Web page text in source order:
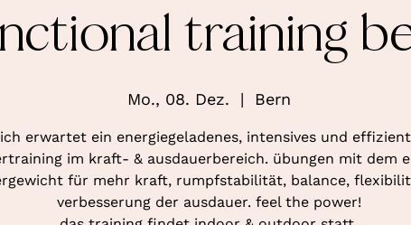
training
Mo., 08. Dez.
  |
Bern
erwartet ein energiegeladenes, intensives und
im kraft- & ausdauerbereich. übungen mit dem
für mehr kraft, rumpfstabilität, balance,
verbesserung der ausdauer. feel the power!